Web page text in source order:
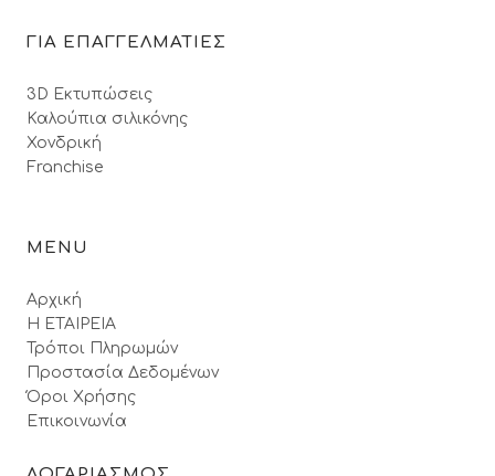
ΓΙΑ ΕΠΑΓΓΕΛΜΑΤΙΕΣ
3D Εκτυπώσεις
Καλούπια σιλικόνης
Χονδρική
Franchise
MENU
Αρχική
Η ΕΤΑΙΡΕΙΑ
Τρόποι Πληρωμών
Προστασία Δεδομένων
Όροι Xρήσης
Επικοινωνία